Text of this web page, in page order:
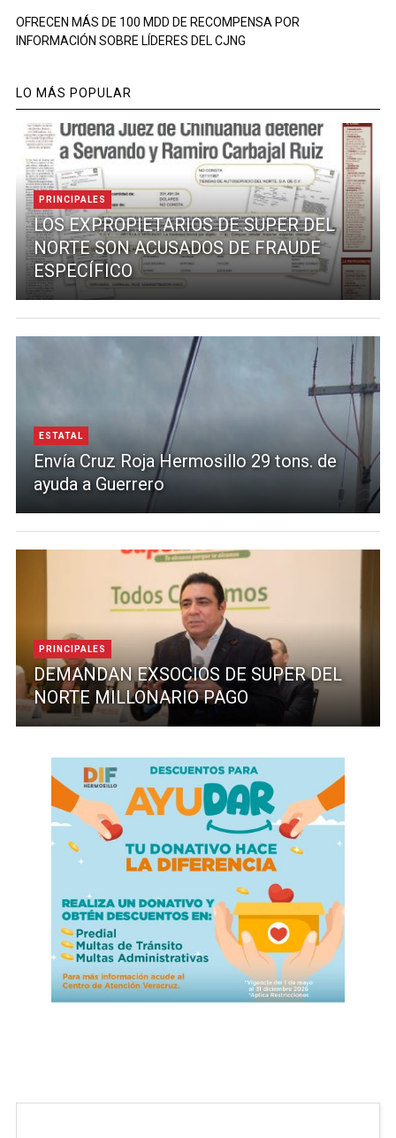
OFRECEN MÁS DE 100 MDD DE RECOMPENSA POR
INFORMACIÓN SOBRE LÍDERES DEL CJNG
LO MÁS POPULAR
PRINCIPALES
LOS EXPROPIETARIOS DE SUPER DEL
NORTE SON ACUSADOS DE FRAUDE
ESPECÍFICO
ESTATAL
Envía Cruz Roja Hermosillo 29 tons. de
ayuda a Guerrero
PRINCIPALES
DEMANDAN EXSOCIOS DE SUPER DEL
NORTE MILLONARIO PAGO